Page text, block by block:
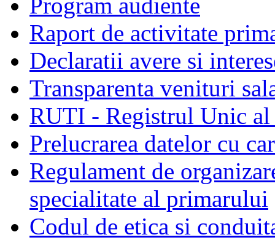
Raport de activitate
Declaratii avere si
Transparenta venituri
RUTI - Registrul Unic al
Prelucrarea datelor cu
Regulament de
specialitate al primarului
Codul de etica si